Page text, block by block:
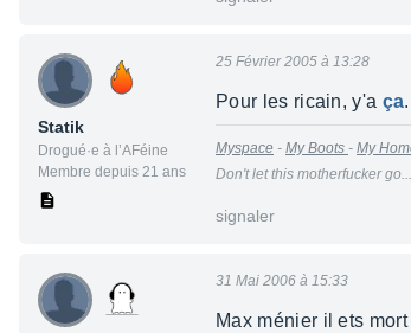
Statik
Drogué·e à l’AFéine
Membre depuis 21 ans
25 Février 2005 à 13:28
Pour les ricain, y'a ça.
Myspace - My Boots - My
Don't let this motherfucker
signaler
31 Mai 2006 à 15:33
Max ménier il ets